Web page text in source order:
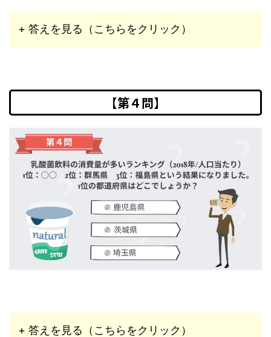
+ 答えを見る（こちらをクリック）
【第４問】
+ 答えを見る（こちらをクリック）